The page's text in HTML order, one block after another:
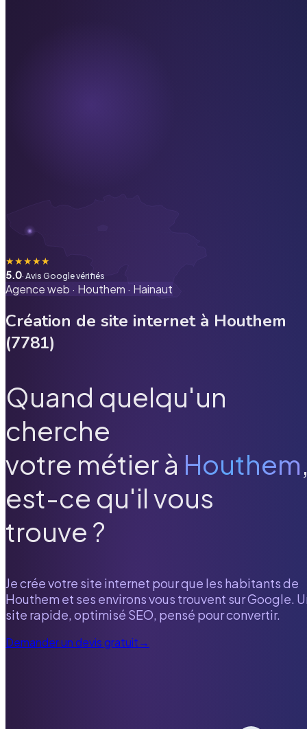
★★★★★
5.0· Avis Google vérifiés
Agence web · Houthem · Hainaut
Création de site internet à Houthem
(7781)
Quand quelqu'un
cherche
votre métier à Houthem
est-ce qu'il vous
trouve ?
Je crée votre site internet pour que les habitants de
Houthem et ses environs vous trouvent sur Google.
site rapide, optimisé SEO, pensé pour convertir.
Demander un devis gratuit→